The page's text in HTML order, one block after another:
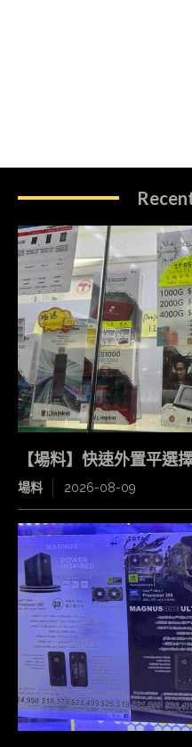
【場料】快速外置平
場料 2026-08-09